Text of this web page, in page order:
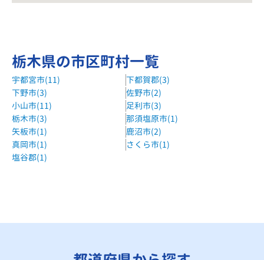
栃木県の市区町村一覧
宇都宮市(11)
下都賀郡(3)
下野市(3)
佐野市(2)
小山市(11)
足利市(3)
栃木市(3)
那須塩原市(1)
矢板市(1)
鹿沼市(2)
真岡市(1)
さくら市(1)
塩谷郡(1)